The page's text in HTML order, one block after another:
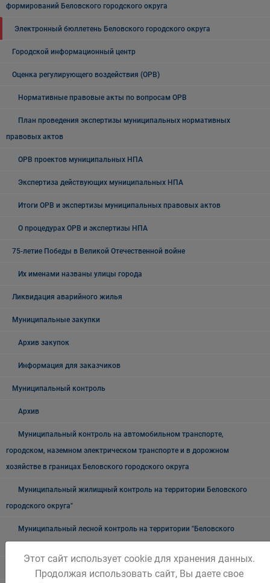
формирований Беловского городского округа
Электронный бюллетень Беловского городского округа
Городской информационный центр
Оценка регулирующего воздействия (ОРВ)
Нормативные правовые акты по вопросам ОРВ
План проведения экспертизы муниципальных нормативных
правовых актов
ОРВ проектов муниципальных НПА
Экспертиза действующих муниципальных НПА
Итоги ОРВ и экспертизы муниципальных правовых актов
О процедурах ОРВ и экспертизы НПА
75-летие Победы в Великой Отечественной войне
Их именами названы улицы города
Ликвидация аварийного жилья
Муниципальные закупки
Архив закупок
Информация для заказчиков
Муниципальный контроль
Архив
Муниципальный контроль на автомобильном транспорте,
городском, наземном электрическом транспорте и в дорожном
хозяйстве в границах Беловского городского округа
Муниципальный жилищный контроль на территории Беловского
городского округа"
Муниципальный лесной контроль на территории "Беловского
Внутренний муниципальный финансовый контроль
Этот сайт использует cookie для хранения данных.
Продолжая использовать сайт, Вы даете свое